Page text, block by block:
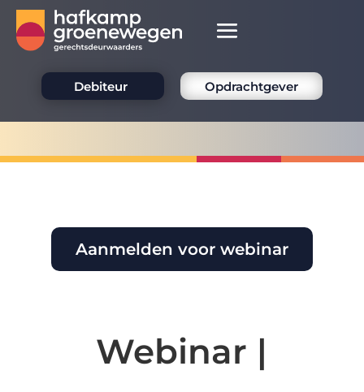
Debiteur Opdrachtgever
Aanmelden voor webinar
Webinar |